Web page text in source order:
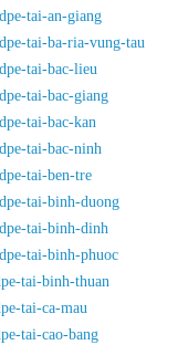
tai-an-giang
tai-ba-ria-vung-tau
tai-bac-lieu
tai-bac-giang
tai-bac-kan
tai-bac-ninh
tai-ben-tre
tai-binh-duong
tai-binh-dinh
tai-binh-phuoc
tai-binh-thuan
tai-ca-mau
tai-cao-bang